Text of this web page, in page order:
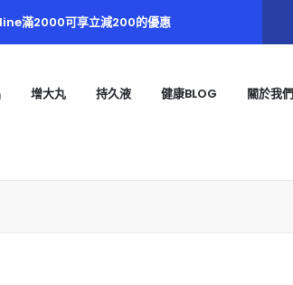
滿2000可享立減200的優惠
增大丸 持久液 健康BLOG 關於我們